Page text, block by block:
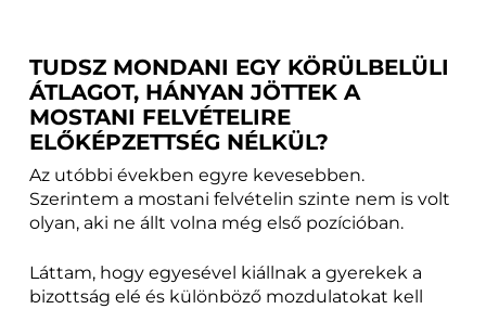
TUDSZ MONDANI EGY KÖRÜLBELÜLI
ÁTLAGOT, HÁNYAN JÖTTEK A
MOSTANI FELVÉTELIRE
ELŐKÉPZETTSÉG NÉLKÜL?
Az utóbbi években egyre kevesebben.
Szerintem a mostani felvételin szinte nem is volt
olyan, aki ne állt volna még első pozícióban.
Láttam, hogy egyesével kiállnak a gyerekek a
bizottság elé és különböző mozdulatokat kell